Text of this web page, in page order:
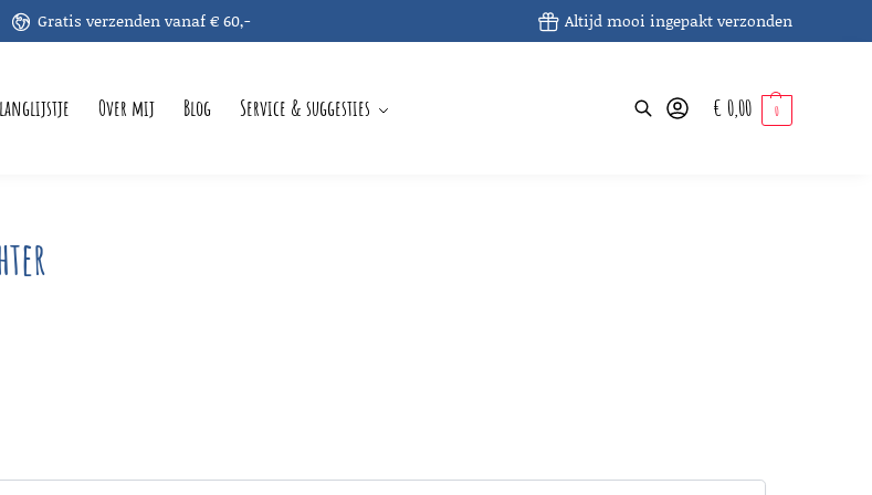
Gratis verzenden vanaf € 60,- Altijd mooi ingepakt verzonden
Over mij Blog Service & suggesties € 0,00 0